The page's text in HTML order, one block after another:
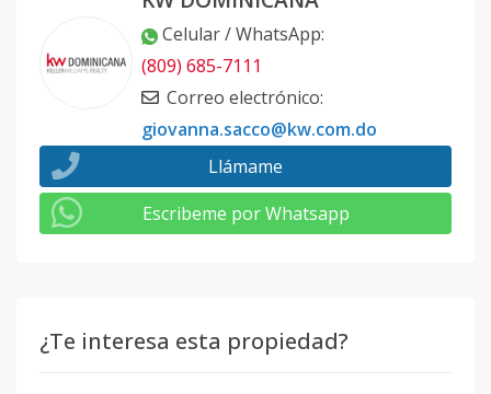
Celular / WhatsApp:
(809) 685-7111
Correo electrónico:
giovanna.sacco@kw.com.do
Llámame
Escribeme por Whatsapp
¿Te interesa esta propiedad?